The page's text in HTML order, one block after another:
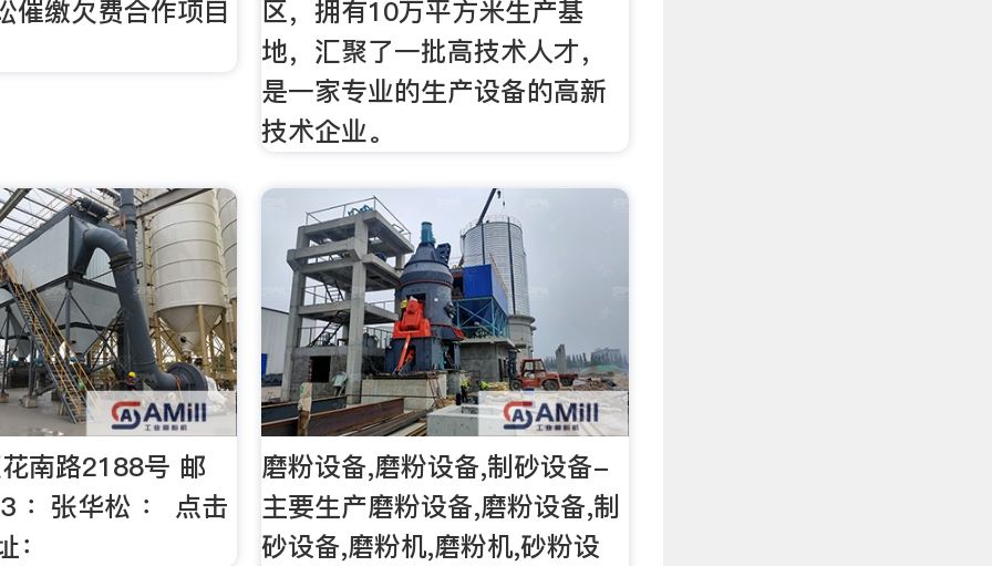
催缴欠费合作项目
区，拥有10万平方米生产基
地，汇聚了一批高技术人才，
是一家专业的生产设备的高新
技术企业。
南路2188号 邮
：张华松 ： 点击
磨粉设备,磨粉设备,制砂设备-
主要生产磨粉设备,磨粉设备,制
砂设备,磨粉机,磨粉机,砂粉设